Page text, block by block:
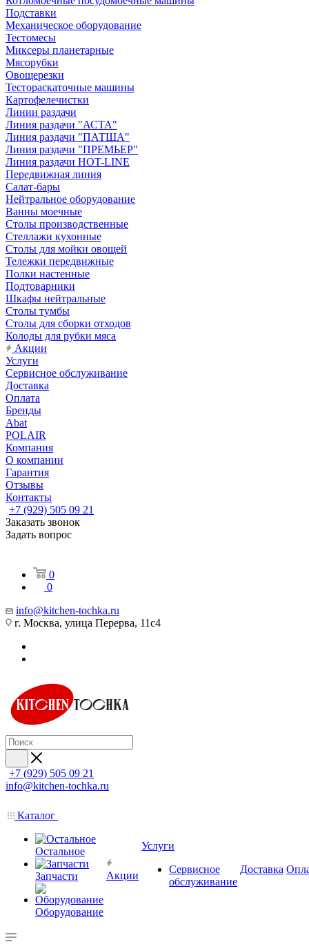
Подставки
Механическое оборудование
Тестомесы
Миксеры планетарные
Мясорубки
Овощерезки
Тестораскаточные машины
Картофелечистки
Линии раздачи
Линия раздачи "АСТА"
Линия раздачи "ПАТША"
Линия раздачи "ПРЕМЬЕР"
Линия раздачи HOT-LINE
Передвижная линия
Салат-бары
Нейтральное оборудование
Ванны моечные
Столы производственные
Стеллажи кухонные
Столы для мойки овощей
Тележки передвижные
Полки настенные
Подтоварники
Шкафы нейтральные
Столы тумбы
Столы для сборки отходов
Колоды для рубки мяса
Акции
Услуги
Сервисное обслуживание
Доставка
Оплата
Бренды
Abat
POLAIR
Компания
О компании
Гарантия
Отзывы
Контакты
+7 (929) 505 09 21
Заказать звонок
Задать вопрос
0
0
info@kitchen-tochka.ru
г. Москва, улица Перерва, 11с4
+7 (929) 505 09 21
info@kitchen-tochka.ru
Каталог
Остальное
Запчасти
Оборудование
Акции
Услуги
Сервисное
обслуживание
Доставка